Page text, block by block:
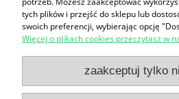
Pomoc
Moje konto
tych plików i przejść do sklepu lub
swoich preferencji, wybierając opcję
Więcej o plikach cookies przeczytasz w
zaakceptuj tylko